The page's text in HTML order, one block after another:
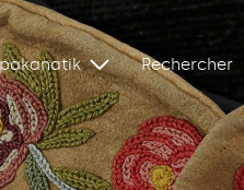
Rechercher